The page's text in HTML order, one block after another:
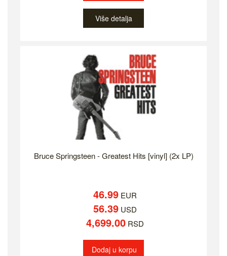
Više detalja
Bruce Springsteen - Greatest Hits [vinyl] (2x LP)
46.99EUR
56.39USD
4,699.00RSD
Dodaj u korpu